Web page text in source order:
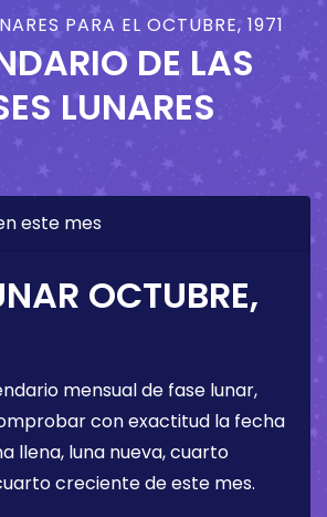
PARA EL OCTUBRE, 1971
DE LAS
LUNARES
este mes
OCTUBRE,
mensual de fase lunar,
con exactitud la fecha
llena, luna nueva, cuarto
creciente de este mes.